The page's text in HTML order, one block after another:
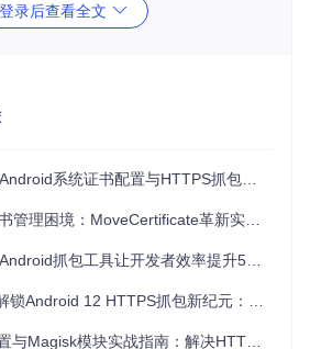
可
df -h /data
26)至
安装包：
登录后查看全文
系统证书配置与HTTPS抓包难题
理困境：MoveCertificate革新实践指南
抓包工具让开发者效率提升50%
12 HTTPS抓包新纪元：HttpCanary证书安装实战
模块实战指南：解决HTTPS抓包难题